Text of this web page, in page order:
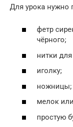
Для урока нужно
фетр
чёрного;
нитки
иголку;
ножницы;
мелок
простую